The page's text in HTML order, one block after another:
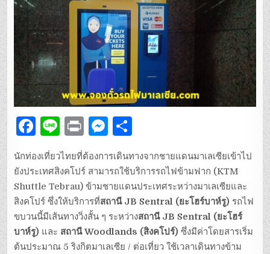
ชายแดน
มาเลเซีย
F
c
e
b
o
o
Li
n
e
P
n
t
M
se
n
g
er
ar
e
นักท่องเที่ยวไทยที่ต้องการเดินทางจากชายแดนมาเลเซียเข้าไป
ยังประเทศสิงคโปร์ สามารถใช้บริการรถไฟข้ามฟาก (KTM
Shuttle Tebrau) ข้ามชายแดนประเทศระหว่างมาเลเซียและ
สิงคโปร์ ซึ่งให้บริการที่สถานี JB Sentral (ยะโฮร์บาห์รู) รถไฟ
ขบวนนี้มีเส้นทางวิ่งสั้น ๆ ระหว่างสถานี JB Sentral (ยะโฮร์
บาห์รู) และ สถานี Woodlands (สิงคโปร์) ซึ่งมีค่าโดยสารเริ่ม
ต้นประมาณ 5 ริงกิตมาเลเซีย / ต่อเที่ยว ใช้เวลาเดินทางข้าม